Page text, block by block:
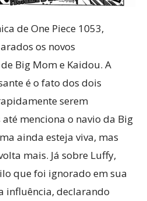
de One Piece 1053,
os novos
Big Mom e Kaidou. A
é o fato dos dois
serem
menciona o navio da Big
ainda esteja viva, mas
mais. Já sobre Luffy,
que foi ignorado em sua
influência, declarando